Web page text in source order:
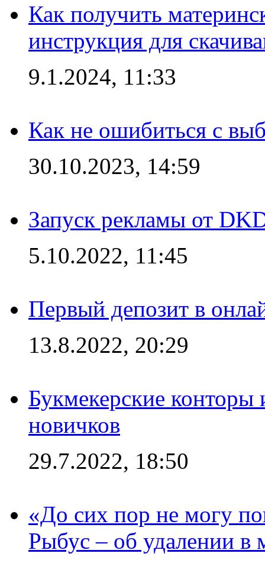
Как получить
инструкция для
9.1.2024, 11:33
Как не ошибиться с
30.10.2023, 14:59
Запуск рекламы от
5.10.2022, 11:45
Первый депозит в
13.8.2022, 20:29
Букмекерские конторы
новичков
29.7.2022, 18:50
«До сих пор не могу
Рыбус – об удалении в